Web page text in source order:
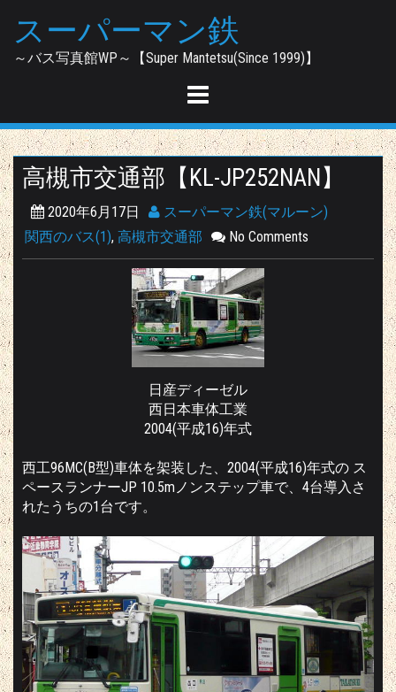
content
スーパーマン鉄
～バス写真館WP～【Super Mantetsu(Since 1999)】
高槻市交通部【KL-JP252NAN】
2020年6月17日
スーパーマン鉄(マルーン)
関西のバス(1), 高槻市交通部 No Comments
日産ディーゼル
西日本車体工業
2004(平成16)年式
西工96MC(B型)車体を架装した、2004(平成16)年式の ス
ペースランナーJP 10.5mノンステップ車で、4台導入さ
れたうちの1台です。